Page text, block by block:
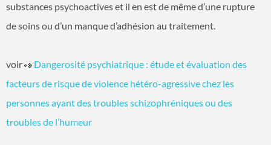
substances psychoactives et il en est de même d’une rupture
de soins ou d’un manque d’adhésion au traitement.
voir
Dangerosité psychiatrique : étude et évaluation des
facteurs de risque de violence hétéro-agressive chez les
personnes ayant des troubles schizophréniques ou des
troubles de l’humeur